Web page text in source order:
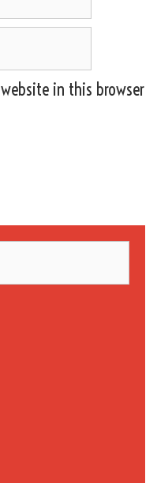
in this browser